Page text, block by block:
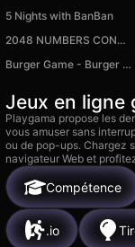
5 Nights with BanBan
2048 NUMBERS CONNECT
Burger Game - Burger Shop
Jeux en ligne
Playgama propose les
vous amuser sans
ou de pop-ups. Chargez
navigateur Web et
Compétence
.io